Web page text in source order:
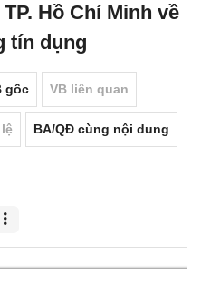
Hồ Chí Minh về
tín dụng
gốc VB liên quan
BA/QĐ cùng nội dung